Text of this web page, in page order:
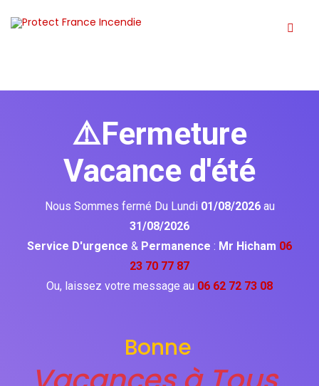
⚠️Fermeture
Vacance d'été
Nous Sommes fermé Du Lundi 01/08/2026 au
31/08/2026
Service D'urgence & Permanence : Mr Hicham 06
23 70 77 87
Ou, laissez votre message au 06 62 72 73 08
Bonne